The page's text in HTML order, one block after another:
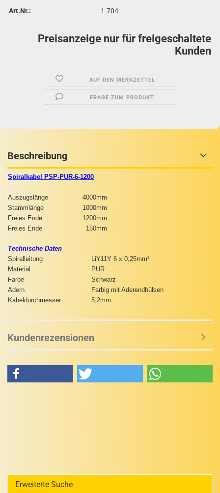
Art.Nr.: 1-704
Preisanzeige nur für freigeschaltete
Kunden
AUF DEN MERKZETTEL
FRAGE ZUM PRODUKT
Beschreibung
Spiralkabel PSP-PUR-6-1200
Auszugslänge
4000mm
Stammlänge
1000mm
Freies Ende
1200mm
Freies Ende
150mm
Technische Daten
Spiralleitung
LiY11Y 6 x 0,25mm²
Material
PUR
Farbe
Schwarz
Adern
Farbig mit Aderendhülsen
Kabeldurchmesser
5,2mm
Kundenrezensionen
Erweiterte Suche